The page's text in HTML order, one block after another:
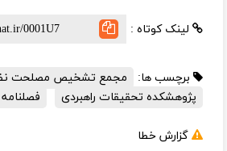
لینک کوتاه :
برچسب ها:
مجمع تشخیص مصلحت
پژوهشکده تحقیقات راهبردی
فصلنامه
گزارش خطا